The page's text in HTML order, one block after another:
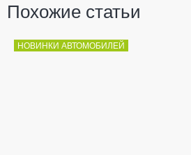
Похожие статьи
НОВИНКИ АВТОМОБИЛЕЙ